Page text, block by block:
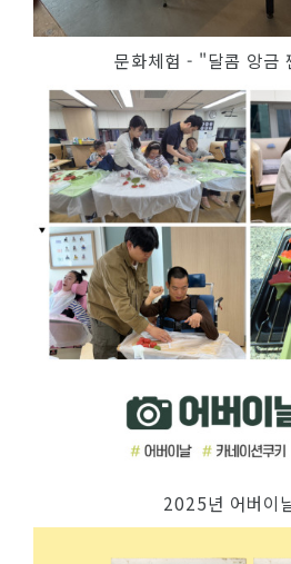
문화체험 - "달콤 앙금
2025년 어버이